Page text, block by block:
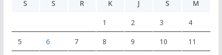
S
S R K J S M
1 2 3 4
5 6 7 8 9 10 11